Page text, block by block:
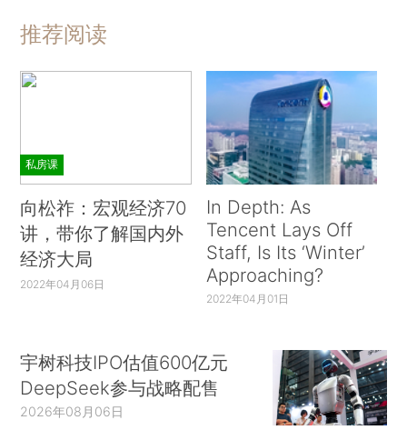
推荐阅读
私房课
向松祚：宏观经济70
讲，带你了解国内外
经济大局
2022年04月06日
In Depth: As
Tencent Lays Off
Staff, Is Its ‘Winter’
Approaching?
2022年04月01日
宇树科技IPO估值600亿元
DeepSeek参与战略配售
2026年08月06日